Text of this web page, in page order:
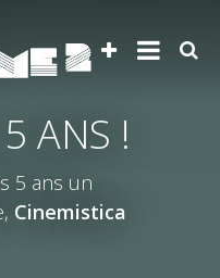
ANS !
5 ans un
Cinemistica